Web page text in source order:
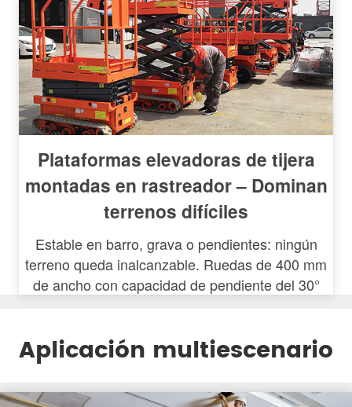
Plataformas elevadoras de tijera
montadas en rastreador – Dominan
terrenos difíciles
Estable en barro, grava o pendientes: ningún
terreno queda inalcanzable. Ruedas de 400 mm
de ancho con capacidad de pendiente del 30°
Aplicación multiescenario